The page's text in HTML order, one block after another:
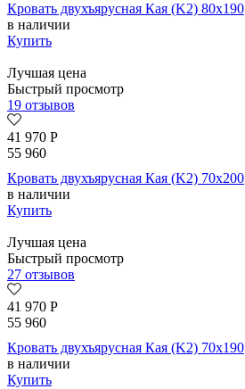
Кровать двухъярусная Кая (K2) 80х190
в наличии
Купить
Лучшая цена
Быстрый просмотр
19 отзывов
41 970 Р
55 960
Кровать двухъярусная Кая (K2) 70х200
в наличии
Купить
Лучшая цена
Быстрый просмотр
27 отзывов
41 970 Р
55 960
Кровать двухъярусная Кая (K2) 70х190
в наличии
Купить